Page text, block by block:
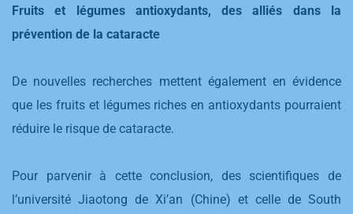
Fruits et légumes antioxydants, des alliés dans la
prévention de la cataracte
De nouvelles recherches mettent également en évidence
que les fruits et légumes riches en antioxydants pourraient
réduire le risque de cataracte.
Pour parvenir à cette conclusion, des scientifiques de
l’université Jiaotong de Xi’an (Chine) et celle de South